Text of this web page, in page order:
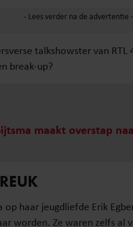
talkshowster van
break-up?
maakt overstap
haar jeugdliefde Erik
worden. Ze waren zelfs al